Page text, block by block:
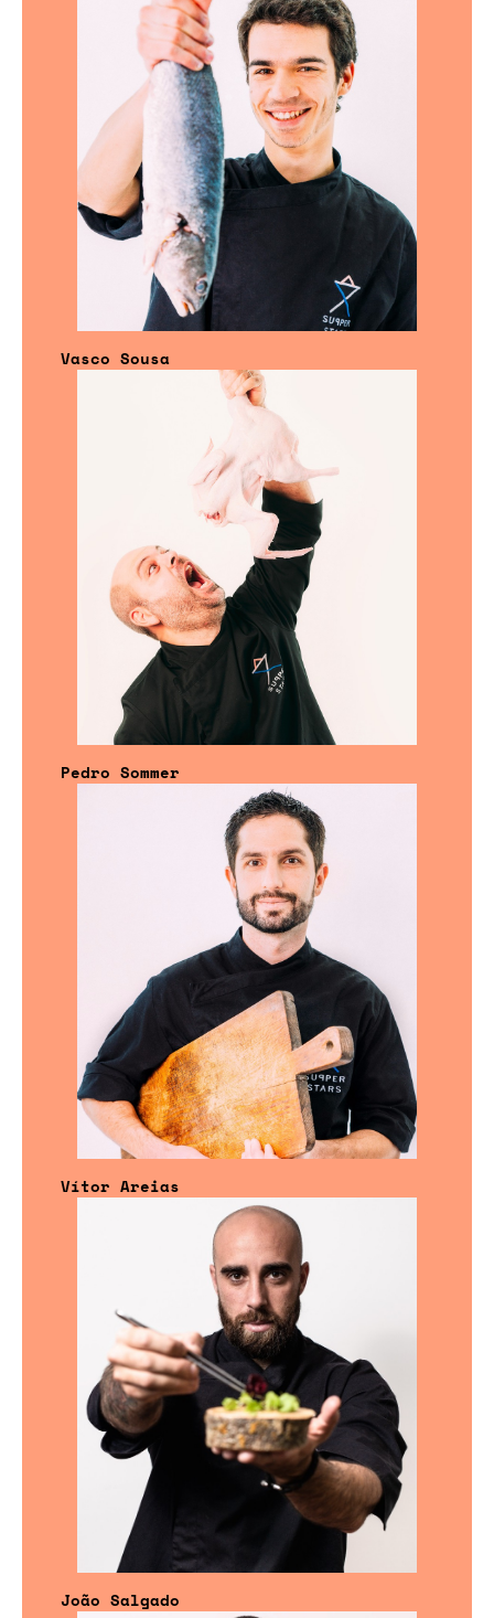
Vasco Sousa
Pedro Sommer
Vítor Areias
João Salgado